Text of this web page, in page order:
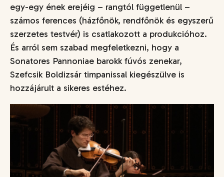
egy-egy ének erejéig – rangtól függetlenül –
számos ferences (házfőnök, rendfőnök és egyszerű
szerzetes testvér) is csatlakozott a produkcióhoz.
És arról sem szabad megfeletkezni, hogy a
Sonatores Pannoniae barokk fúvós zenekar,
Szefcsik Boldizsár timpanissal kiegészülve is
hozzájárult a sikeres estéhez.